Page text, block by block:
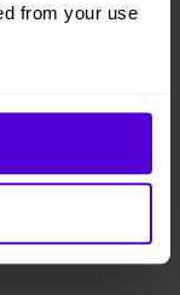
from your use